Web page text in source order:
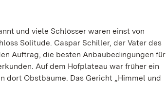
und viele Schlösser waren einst von
Solitude. Caspar Schiller, der Vater des
Auftrag, die besten Anbaubedingungen für
Auf dem Hofplateau war früher ein
dort Obstbäume. Das Gericht „Himmel und